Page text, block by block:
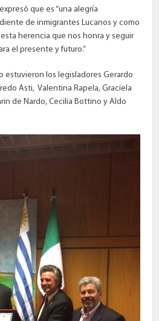
expresó que es “una alegría
de inmigrantes Lucanos y como
herencia que nos honra y seguir
el presente y futuro.”
estuvieron los legisladores Gerardo
Asti, Valentina Rapela, Graciela
de Nardo, Cecilia Bottino y Aldo